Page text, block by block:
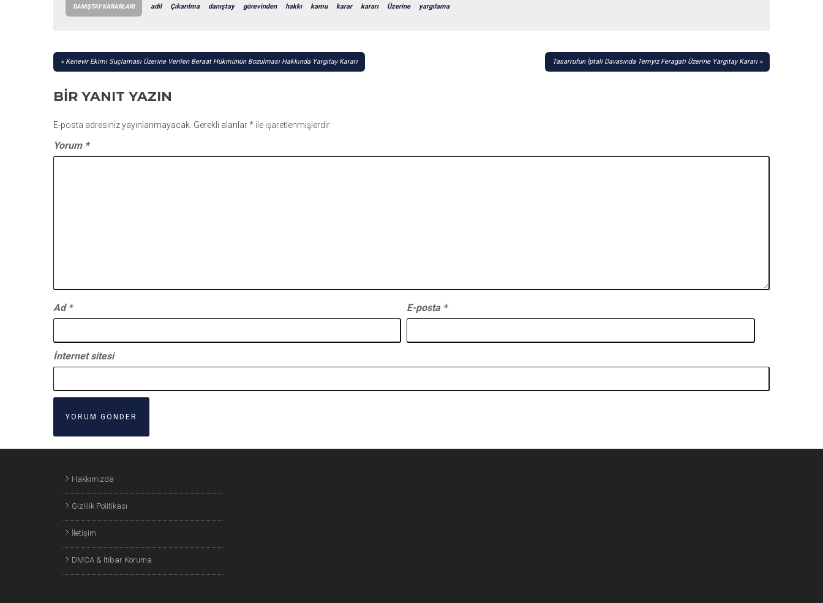
DANIŞTAY KARARLARI adil Çıkarılma danıştay görevinden hakkı kamu karar kararı Üzerine yargılama
YAZI
Kenevir Ekimi Suçlaması Üzerine Verilen Beraat Hükmünün Bozulması Hakkında Yargıtay Kararı Tasarrufun İptali Davasında Temyiz Feragati Üzerine Yargıtay Kararı
BIR YANIT YAZIN
E-posta adresiniz yayınlanmayacak. Gerekli alanlar* ile işaretlenmişlerdir
Yorum *
Ad * E-posta *
İnternet sitesi
Hakkımızda
Gizlilik Politikası
İletişim
DMCA & İtibar Koruma